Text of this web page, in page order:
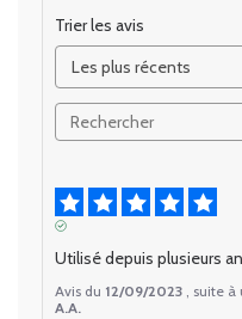
Trier les avis
Utilisé depuis plusieurs
Avis du 12/09/2023 , suite à
A.A.